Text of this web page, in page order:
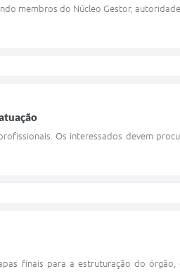
membros do Núcleo Gestor,
Os interessados devem
finais para a estruturação do